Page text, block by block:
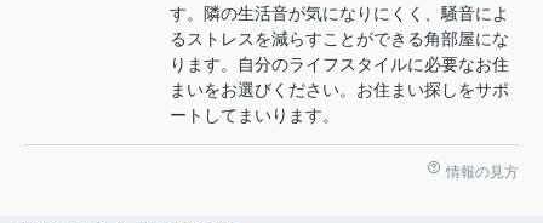
す。隣の生活音が気になりにくく、騒音によ
るストレスを減らすことができる角部屋にな
ります。自分のライフスタイルに必要なお住
まいをお選びください。お住まい探しをサポ
ートしてまいります。
情報の見方